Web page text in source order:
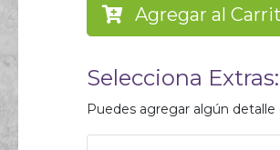
Agregar al
Selecciona Extras:
Puedes agregar algún detalle